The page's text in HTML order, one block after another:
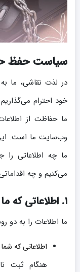
سیاست حفظ
در لذت نقاشی، ما
خود احترام
ما حفاظت از
وب‌سایت ما است.
ما چه اطلاعاتی را
می‌کنیم و چه
۱. اطلاعاتی که ما جمع‌آوری می‌کنیم
ما اطلاعات را به
اطلاعاتی که
هنگام ثبت